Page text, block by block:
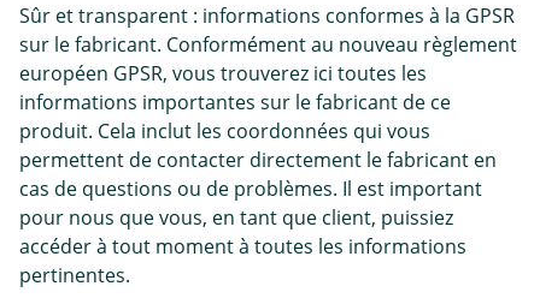
Sûr et transparent : informations conformes à la GPSR
sur le fabricant. Conformément au nouveau règlement
européen GPSR, vous trouverez ici toutes les
informations importantes sur le fabricant de ce
produit. Cela inclut les coordonnées qui vous
permettent de contacter directement le fabricant en
cas de questions ou de problèmes. Il est important
pour nous que vous, en tant que client, puissiez
accéder à tout moment à toutes les informations
pertinentes.